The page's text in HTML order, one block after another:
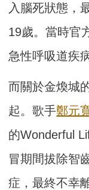
入腦死狀態，
19歲。當時官
急性呼吸道疾病
而關於金煥城
起。歌手鄭元
的Wonderful
冒期間拔除智
症，最終不幸